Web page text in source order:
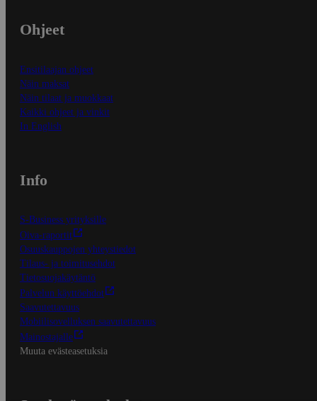
Ohjeet
Ensitilaajan ohjeet
Näin maksat
Näin tilaat ja muokkaat
Kaikki ohjeet ja vinkit
In English
Info
S-Business yrityksille
Oiva-raportit
Osuuskauppojen yhteystiedot
Tilaus- ja toimitusehdot
Tietosuojakäytäntö
Palvelun käyttöehdot
Saavutettavuus
Mobiilisovelluksen saavutettavuus
Mainostajalle
Muuta evästeasetuksia